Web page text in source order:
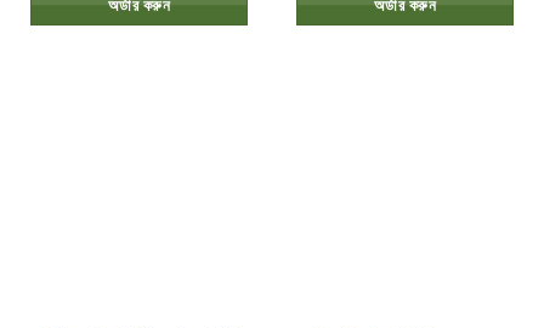
অর্ডার করুন অর্ডার করুন